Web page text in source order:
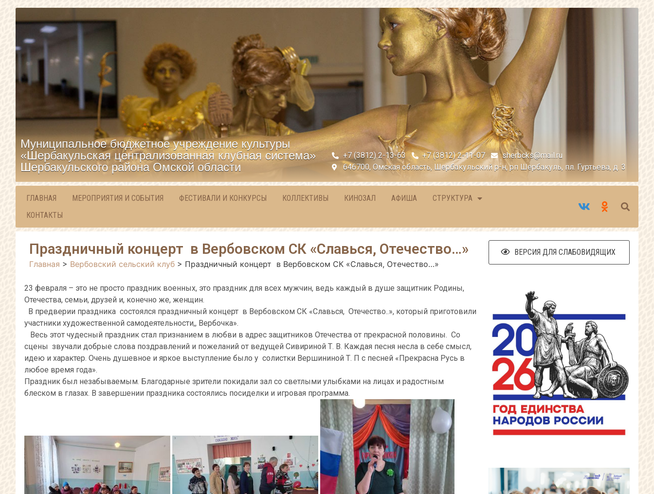
Муниципальное бюджетное учреждение культуры
«Шербакульская централизованная клубная система»
Шербакульского района Омской области
+7 (3812) 2-13-63 +7 (3812) 2-11-07
sherbcks@mail.ru
646700, Омская область, Шербакульский р-н, рп Шербакуль, пл. Гуртьева, д. 3
ГЛАВНАЯ МЕРОПРИЯТИЯ И СОБЫТИЯ ФЕСТИВАЛИ И КОНКУРСЫ КОЛЛЕКТИВЫ КИНОЗАЛ АФИША
СТРУКТУРА
КОНТАКТЫ
Праздничный концерт в Вербовском СК «Славься, Отечество…»
Главная > Вербовский сельский клуб > Праздничный концерт в Вербовском СК «Славься, Отечество…»
23 февраля – это не просто праздник военных, это праздник для всех мужчин, ведь каждый в душе защитник Родины,
Отечества, семьи, друзей и, конечно же, женщин.
В предверии праздника состоялся праздничный концерт в Вербовском СК «Славься, Отечество..», который приготовили
участники художественной самодеятельности,, Вербочка».
Весь этот чудесный праздник стал признанием в любви в адрес защитников Отечества от прекрасной половины. Со
сцены звучали добрые слова поздравлений и пожеланий от ведущей Сивириной Т. В. Каждая песня несла в себе смысл,
идею и характер. Очень душевное и яркое выступление было у солистки Вершининой Т. П с песней «Прекрасна Русь в
любое время года».
Праздник был незабываемым. Благодарные зрители покидали зал со светлыми улыбками на лицах и радостным
блеском в глазах. В завершении праздника состоялись посиделки и игровая программа.
ВЕРСИЯ ДЛЯ СЛАБОВИДЯЩИХ